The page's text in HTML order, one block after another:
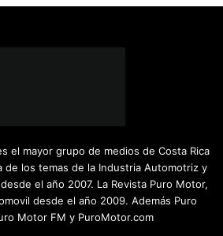
el mayor grupo de medios de Costa Rica
de los temas de la Industria Automotriz y
el año 2007. La Revista Puro Motor,
desde el año 2009. Además Puro
Motor FM y PuroMotor.com